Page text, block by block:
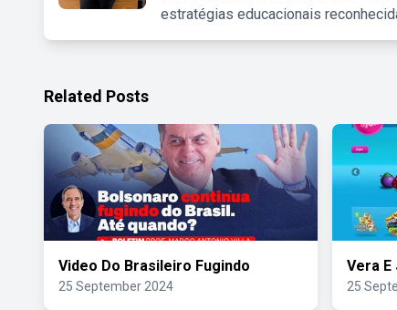
estratégias educacionais
Related Posts
Video Do Brasileiro Fugindo
25 September 2024
Vera E
25